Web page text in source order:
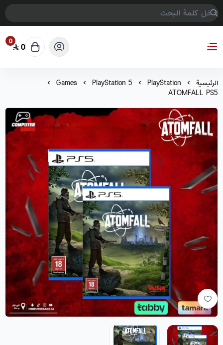
COMPTER GAMES
0 0
الرئيسية PlayStation
PlayStation 5
Games
ATOMFALL PS5